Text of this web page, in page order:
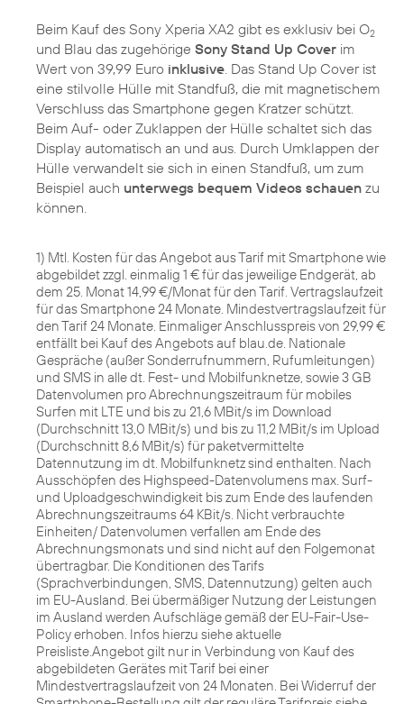
Beim Kauf des Sony Xperia XA2 gibt es exklusiv bei O2
und Blau das zugehörige Sony Stand Up Cover im
Wert von 39,99 Euro inklusive. Das Stand Up Cover ist
eine stilvolle Hülle mit Standfuß, die mit magnetischem
Verschluss das Smartphone gegen Kratzer schützt.
Beim Auf- oder Zuklappen der Hülle schaltet sich das
Display automatisch an und aus. Durch Umklappen der
Hülle verwandelt sie sich in einen Standfuß, um zum
Beispiel auch unterwegs bequem Videos schauen zu
können.
1) Mtl. Kosten für das Angebot aus Tarif mit Smartphone wie
abgebildet zzgl. einmalig 1 € für das jeweilige Endgerät, ab
dem 25. Monat 14,99 €/Monat für den Tarif. Vertragslaufzeit
für das Smartphone 24 Monate. Mindestvertragslaufzeit für
den Tarif 24 Monate. Einmaliger Anschlusspreis von 29,99 €
entfällt bei Kauf des Angebots auf blau.de. Nationale
Gespräche (außer Sonderrufnummern, Rufumleitungen)
und SMS in alle dt. Fest- und Mobilfunknetze, sowie 3 GB
Datenvolumen pro Abrechnungszeitraum für mobiles
Surfen mit LTE und bis zu 21,6 MBit/s im Download
(Durchschnitt 13,0 MBit/s) und bis zu 11,2 MBit/s im Upload
(Durchschnitt 8,6 MBit/s) für paketvermittelte
Datennutzung im dt. Mobilfunknetz sind enthalten. Nach
Ausschöpfen des Highspeed-Datenvolumens max. Surf-
und Uploadgeschwindigkeit bis zum Ende des laufenden
Abrechnungszeitraums 64 KBit/s. Nicht verbrauchte
Einheiten/ Datenvolumen verfallen am Ende des
Abrechnungsmonats und sind nicht auf den Folgemonat
übertragbar. Die Konditionen des Tarifs
(Sprachverbindungen, SMS, Datennutzung) gelten auch
im EU-Ausland. Bei übermäßiger Nutzung der Leistungen
im Ausland werden Aufschläge gemäß der EU-Fair-Use-
Policy erhoben. Infos hierzu siehe aktuelle
Preisliste.Angebot gilt nur in Verbindung von Kauf des
abgebildeten Gerätes mit Tarif bei einer
Mindestvertragslaufzeit von 24 Monaten. Bei Widerruf der